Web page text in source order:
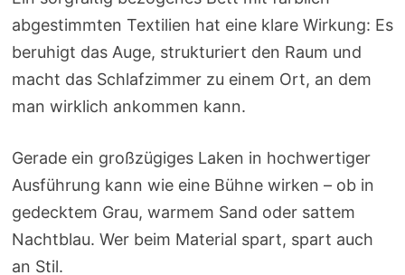
abgestimmten Textilien hat eine klare Wirkung: Es
beruhigt das Auge, strukturiert den Raum und
macht das Schlafzimmer zu einem Ort, an dem
man wirklich ankommen kann.
Gerade ein großzügiges Laken in hochwertiger
Ausführung kann wie eine Bühne wirken – ob in
gedecktem Grau, warmem Sand oder sattem
Nachtblau. Wer beim Material spart, spart auch
an Stil.